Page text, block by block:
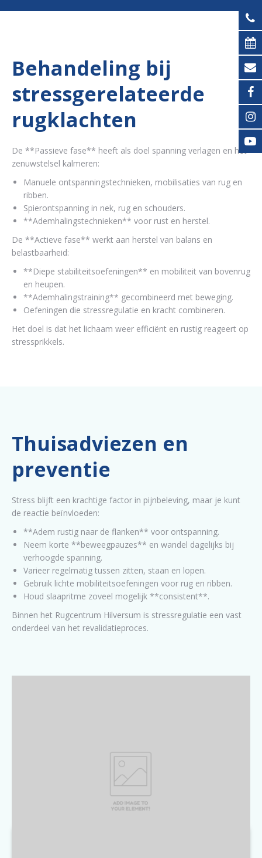
Behandeling bij
stressgerelateerde
rugklachten
De **Passieve fase** heeft als doel spanning verlagen en het
zenuwstelsel kalmeren:
Manuele ontspanningstechnieken, mobilisaties van rug en
ribben.
Spierontspanning in nek, rug en schouders.
**Ademhalingstechnieken** voor rust en herstel.
De **Actieve fase** werkt aan herstel van balans en
belastbaarheid:
**Diepe stabiliteitsoefeningen** en mobiliteit van bovenrug
en heupen.
**Ademhalingstraining** gecombineerd met beweging.
Oefeningen die stressregulatie en kracht combineren.
Het doel is dat het lichaam weer efficiënt en rustig reageert op
stressprikkels.
Thuisadviezen en
preventie
Stress blijft een krachtige factor in pijnbeleving, maar je kunt
de reactie beïnvloeden:
**Adem rustig naar de flanken** voor ontspanning.
Neem korte **beweegpauzes** en wandel dagelijks bij
verhoogde spanning.
Varieer regelmatig tussen zitten, staan en lopen.
Gebruik lichte mobiliteitsoefeningen voor rug en ribben.
Houd slaapritme zoveel mogelijk **consistent**.
Binnen het Rugcentrum Hilversum is stressregulatie een vast
onderdeel van het revalidatieproces.